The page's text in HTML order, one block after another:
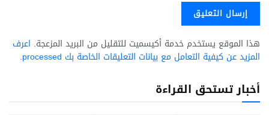
هذا الموقع يستخدم خدمة أكيسميت للتقليل من البريد المزعجة. اعرف
المزيد عن كيفية التعامل مع بيانات التعليقات الخاصة بك processed
.
أخبار تستحق القراءة